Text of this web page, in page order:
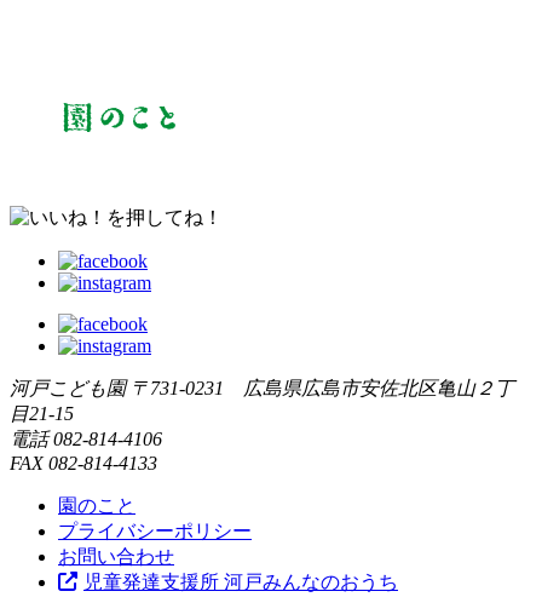
河戸こども園〒731-0231 広島県広島市安佐北区亀山２丁
目21-15
電話082-814-4106
FAX082-814-4133
園のこと
プライバシーポリシー
お問い合わせ
児童発達支援所 河戸みんなのおうち